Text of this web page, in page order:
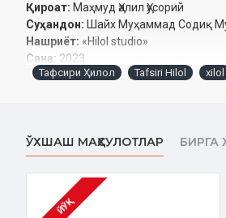
Қироат: Маҳмуд Ҳалил Ҳусорий
Суҳандон: Шайх Муҳаммад Содиқ
Нашриёт: «Hilol studio»
Сана: 2023
Тафсири Ҳилол Tafsiri Hilol xilol
ЎХШАШ МАҲСУЛОТЛАР БИРГА
ЙЎҚ